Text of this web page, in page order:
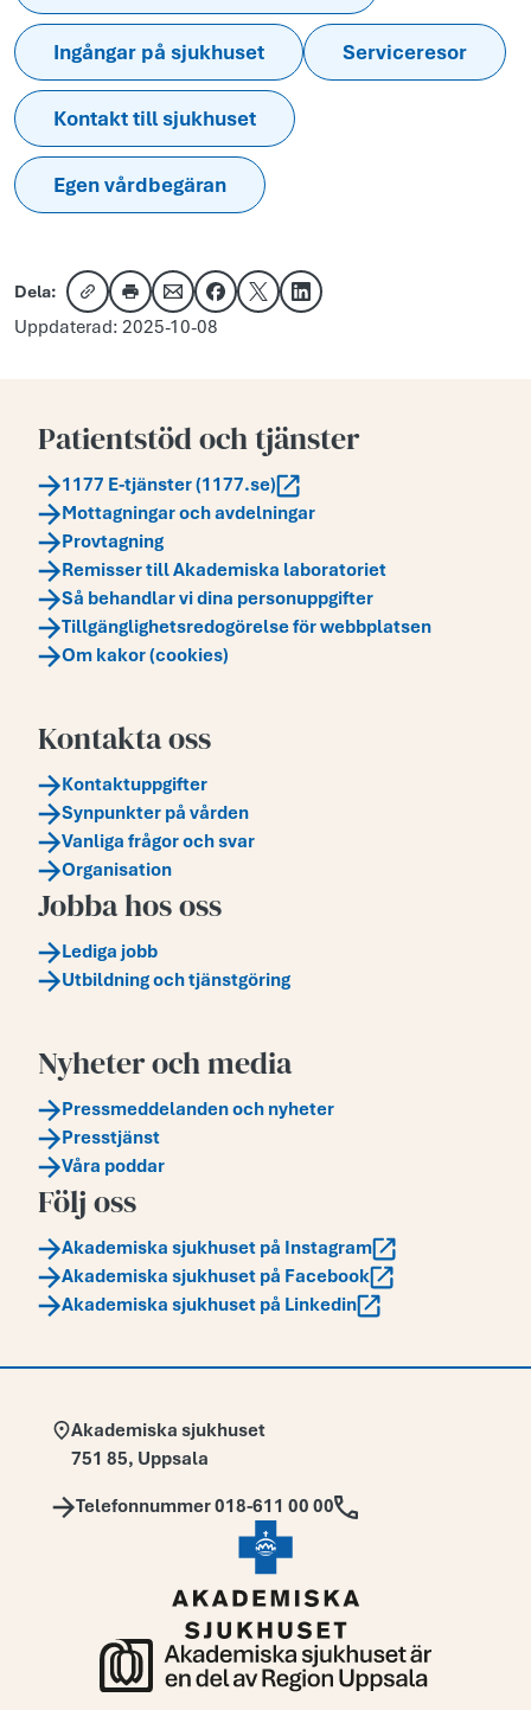
Ingångar på sjukhuset Serviceresor
Kontakt till sjukhuset
Egen vårdbegäran
Dela:
Kopiera länk
Skriv utDela via e-post
Dela på Facebook
Dela på XDela på LinkedIn
Uppdaterad: 2025-10-08
Patientstöd och tjänster
1177 E-tjänster (1177.se)
Mottagningar och avdelningar
Provtagning
Remisser till Akademiska laboratoriet
Så behandlar vi dina personuppgifter
Tillgänglighetsredogörelse för webbplatsen
Om kakor (cookies)
Kontakta oss
Kontaktuppgifter
Synpunkter på vården
Vanliga frågor och svar
Organisation
Jobba hos oss
Lediga jobb
Utbildning och tjänstgöring
Nyheter och media
Pressmeddelanden och nyheter
Presstjänst
Våra poddar
Följ oss
Akademiska sjukhuset på Instagram
Akademiska sjukhuset på Facebook
Akademiska sjukhuset på Linkedin
Adress:
Akademiska sjukhuset
751 85, Uppsala
Telefon:
Telefonnummer 018-611 00 00